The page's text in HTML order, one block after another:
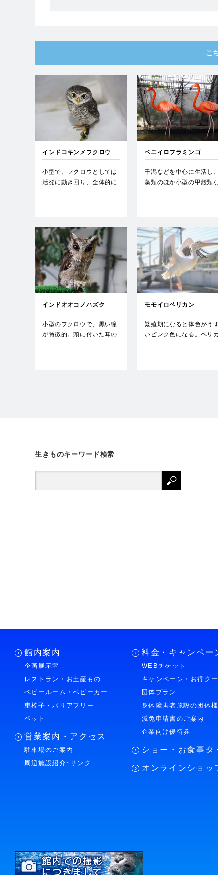
こ
インドコキンメフクロウ
小型で、フクロウとしては
活発に動き回り、全体的に
ベニイロフラミンゴ
干潟などを中心に生活し
藻類のほか小型の甲殻類
インドオオコノハズク
小型のフクロウで、黒い瞳
が特徴的。頭に付いた耳の
モモイロペリカン
繁殖期になると体色がう
いピンク色になる。ペリ
生きものキーワード検索
館内案内
企画展示室
レストラン・お土産もの
ベビールーム・ベビーカー
車椅子・バリアフリー
ペット
営業案内・アクセス
駐車場のご案内
周辺施設紹介･リンク
料金・キャンペー
WEBチケット
キャンペーン・お得ク
団体プラン
身体障害者施設の団体様
減免申請書のご案内
企業向け優待券
ショー・お食事タ
オンラインショッ